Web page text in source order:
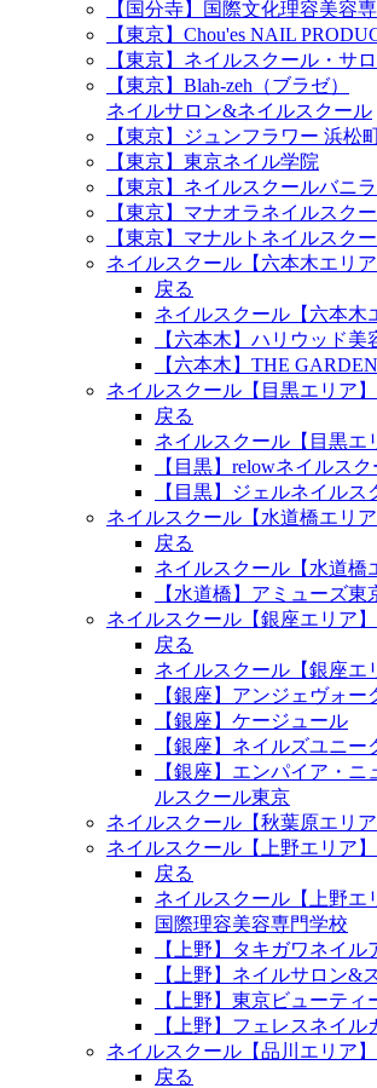
【国分寺】国際文化理容美容
【東京】Chou'es NAIL
【東京】ネイルスクール・サ
【東京】Blah-zeh（ブラゼ）
ネイルサロン&ネイルスクール
【東京】ジュンフラワー 浜松
【東京】東京ネイル学院
【東京】ネイルスクールバニラ
【東京】マナオラネイルスク
【東京】マナルトネイルスク
ネイルスクール【六本木エリア
戻る
ネイルスクール【六本木
【六本木】ハリウッド美
【六本木】THE
ネイルスクール【目黒エリア】
戻る
ネイルスクール【目黒エ
【目黒】relowネイルス
【目黒】ジェルネイルス
ネイルスクール【水道橋エリア
戻る
ネイルスクール【水道橋
【水道橋】アミューズ
ネイルスクール【銀座エリア】
戻る
ネイルスクール【銀座エ
【銀座】アンジェヴォー
【銀座】ケージュール
【銀座】ネイルズユニー
【銀座】エンパイア・ニ
ルスクール東京
ネイルスクール【秋葉原エリア
ネイルスクール【上野エリア】
戻る
ネイルスクール【上野エ
国際理容美容専門学校
【上野】タキガワネイル
【上野】ネイルサロン&
【上野】東京ビューテ
【上野】フェレスネイル
ネイルスクール【品川エリア】
戻る